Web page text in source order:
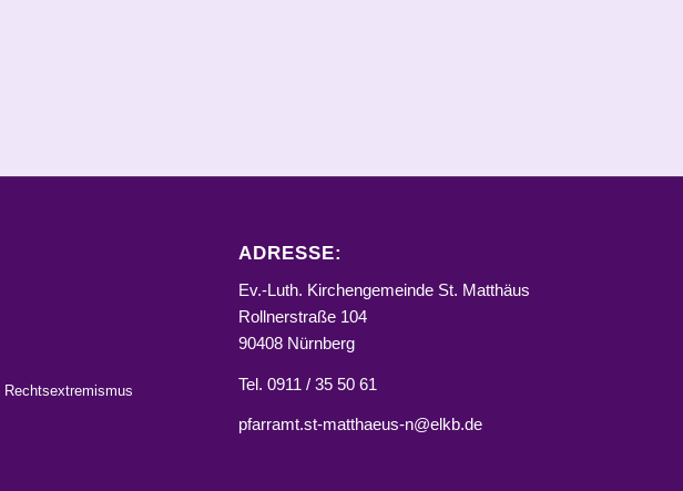
ADRESSE:
Ev.-Luth. Kirchengemeinde St. Matthäus
Rollnerstraße 104
90408 Nürnberg
Tel. 0911 / 35 50 61
pfarramt.st-matthaeus-n@elkb.de